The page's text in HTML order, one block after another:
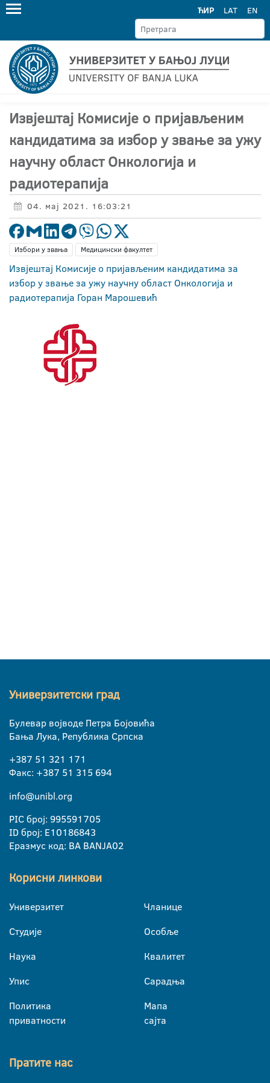
ЋИР LAT EN
Извјештај Комисије о пријављеним
кандидатима за избор у звање за ужу
научну област Онкологија и
радиотерапија
04. мај 2021. 16:03:21
Избори у звања Медицински факултет
Извјештај Комисије о пријављеним кандидатима за
избор у звање за ужу научну област Онкологија и
радиотерапија Горан Марошевић
Универзитетски град
Булевар војводе Петра Бојовића
Бања Лука, Република Српска
+387 51 321 171
Факс: +387 51 315 694
info@unibl.org
PIC број: 995591705
ID број: E10186843
Еразмус код: BA BANJA02
Корисни линкови
Универзитет
Студије
Наука
Упис
Политика
приватности
Чланице
Особље
Квалитет
Сарадња
Мапа
сајта
Пратите нас